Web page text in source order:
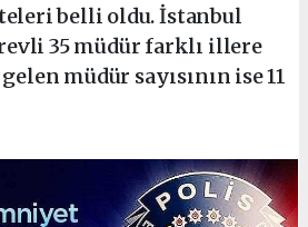
belli oldu. İstanbul
35 müdür farklı illere
müdür sayısının ise 11